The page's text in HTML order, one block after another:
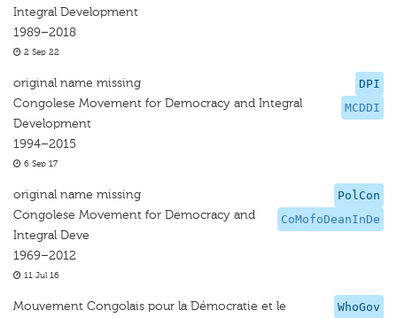
Integral Development
1989–2018
2 Sep 22
DPI
MCDDI
original name missing
Congolese Movement for Democracy and Integral
Development
1994–2015
6 Sep 17
PolCon
CoMofoDeanInDe
original name missing
Congolese Movement for Democracy and
Integral Deve
1969–2012
11 Jul 16
WhoGov
Mouvement Congolais pour la Démocratie et le